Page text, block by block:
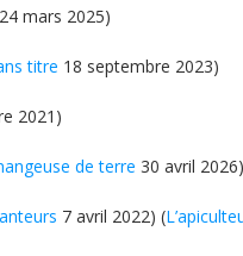
24 mars 2025)
titre 18 septembre 2023)
2021)
de terre 30 avril 2026)
7 avril 2022) (